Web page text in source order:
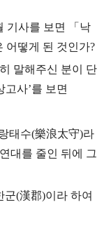
기사를 보면 「낙
어떻게 된 것인가?
말해주신 분이 단
사’를 보면
태수(樂浪太守)라
대를 줄인 뒤에 그
(漢郡)이라 하여